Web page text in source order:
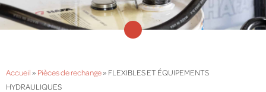
Accueil» Pièces de rechange» FLEXIBLES ET ÉQUIPEMENTS
HYDRAULIQUES